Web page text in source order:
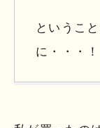
というこ
に・・・！